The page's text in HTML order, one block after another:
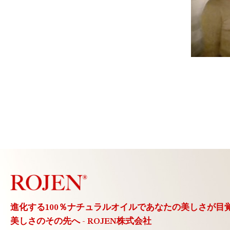
進化する100％ナチュラルオイルであなたの美しさが目
美しさのその先へ - ROJEN株式会社